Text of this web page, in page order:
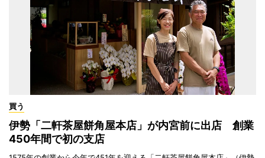
買う
伊勢「二軒茶屋餅角屋本店」が内宮前に出店 創業
450年間で初の支店